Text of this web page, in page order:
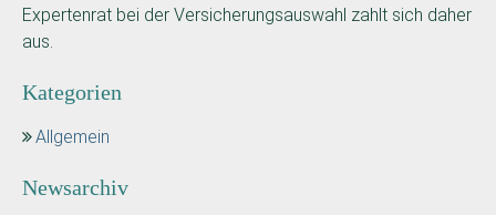
Expertenrat bei der Versicherungsauswahl zahlt sich daher
aus.
Kategorien
Allgemein
Newsarchiv